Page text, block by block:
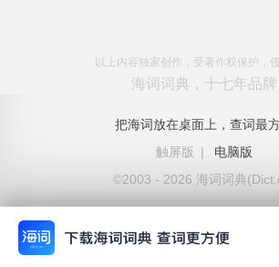
以上内容独家创作，受著作权保护，
海词词典，十七年品牌
把海词放在桌面上，查词最
触屏版
|
电脑版
©2003 - 2026 海词词典